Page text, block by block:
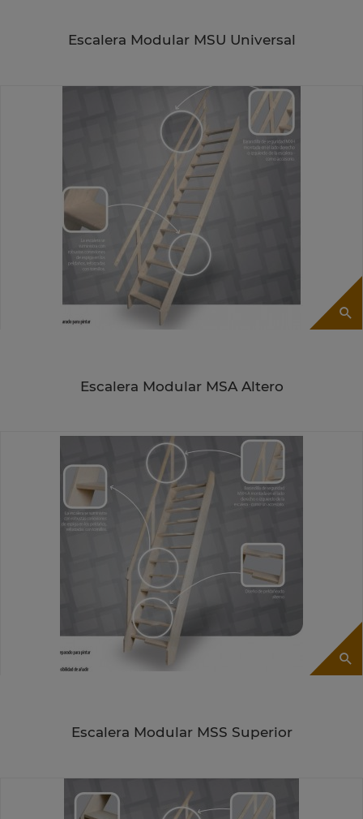
Escalera Modular MSU Universal
Escalera Modular MSA Altero
Escalera Modular MSS Superior